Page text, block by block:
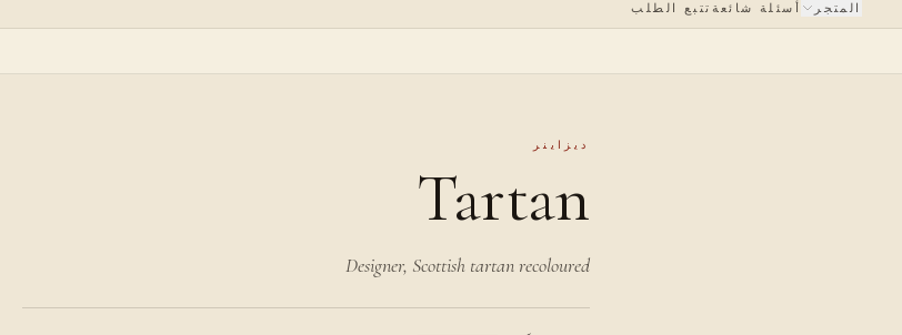
المتجر أسئلة شائعة تتبع الطلب
ديزاينر
Tartan
Designer, Scottish tartan recoloured